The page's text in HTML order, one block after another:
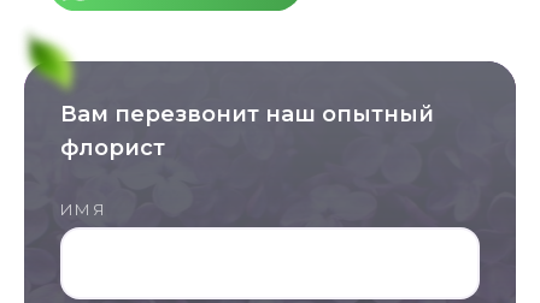
Вам перезвонит наш опытный
флорист
ИМЯ